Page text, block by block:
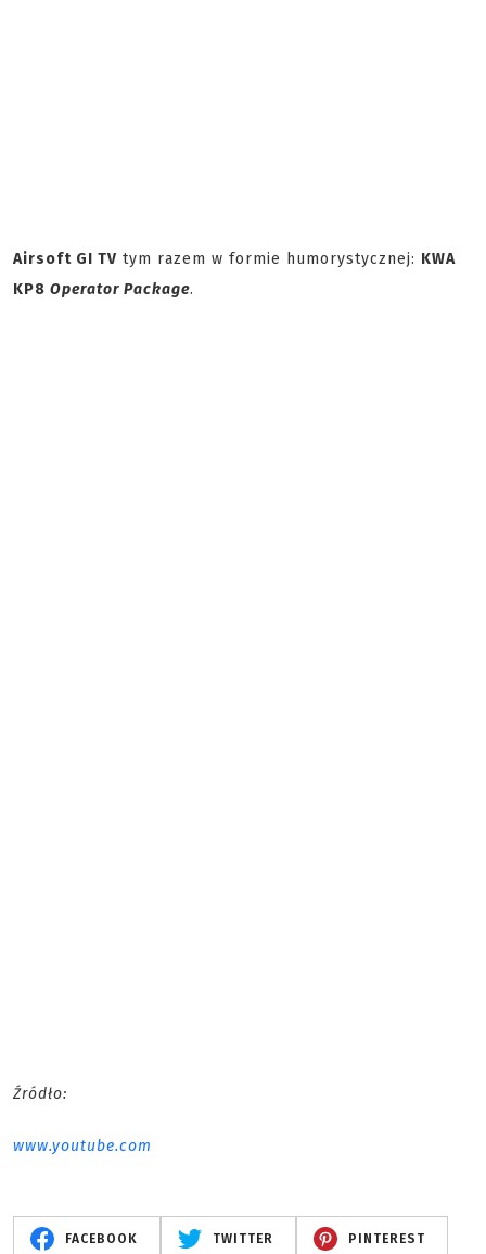
Airsoft GI TV tym razem w formie humorystycznej: KWA
KP8 Operator Package.
Źródło:
www.youtube.com
FACEBOOK TWITTER PINTEREST